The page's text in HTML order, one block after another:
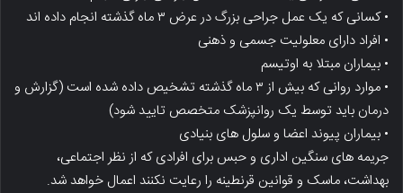
• کسانی که یک عمل جراحی بزرگ در عرض ۳ ماه گذشته انجام داده اند
• افراد دارای معلولیت جسمی و ذهنی
• بیماران مبتلا به اوتیسم
• موارد روانی که بیش از ۳ ماه گذشته تشخیص داده شده است (گزارش و
درمان باید توسط یک روانپزشک متخصص تایید شود)
• بیماران پیوند اعضا و سلول های بنیادی
جریمه های سنگین اداری و حبس برای افرادی که از نظر اجتماعی،
بهداشت، ماسک و قوانین قرنطینه را رعایت نکنند اعمال خواهد شد.